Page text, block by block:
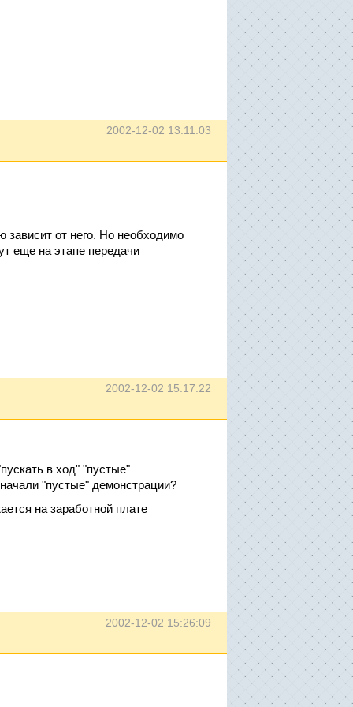
2002-12-02 13:11:03
зависит от него. Но необходимо
еще на этапе передачи
2002-12-02 15:17:22
в ход" "пустые"
"пустые" демонстрации?
на заработной плате
2002-12-02 15:26:09